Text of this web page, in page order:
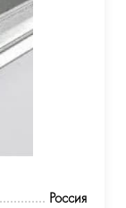
Россия